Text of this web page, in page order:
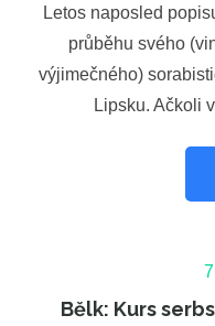
Letos naposled
průběhu svého
výjimečného)
Lipsku. Ačkoli
Bělk: Kurs